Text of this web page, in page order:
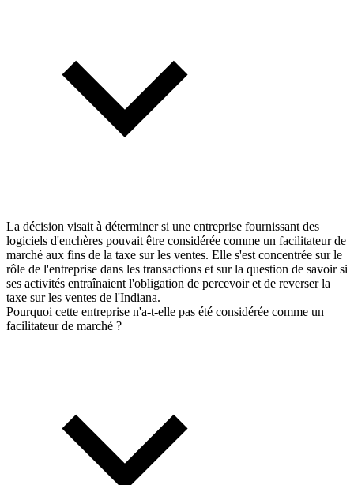
La décision visait à déterminer si une entreprise fournissant des
logiciels d'enchères pouvait être considérée comme un facilitateur de
marché aux fins de la taxe sur les ventes. Elle s'est concentrée sur le
rôle de l'entreprise dans les transactions et sur la question de savoir si
ses activités entraînaient l'obligation de percevoir et de reverser la
taxe sur les ventes de l'Indiana.
Pourquoi cette entreprise n'a-t-elle pas été considérée comme un
facilitateur de marché ?